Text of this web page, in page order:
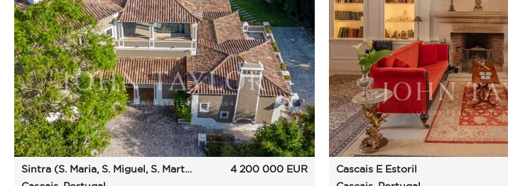
Sintra (S. Maria, S. Miguel, S. Martinho E S. Pedro De Penaferrim)
4 200 000 EUR
Cascais E Estoril